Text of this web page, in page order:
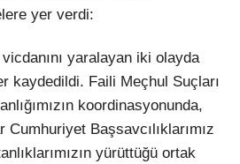
yer verdi:
yaralayan iki olayda
kaydedildi. Faili Meçhul Suçları
koordinasyonunda,
Başsavcılıklarımız
yürüttüğü ortak